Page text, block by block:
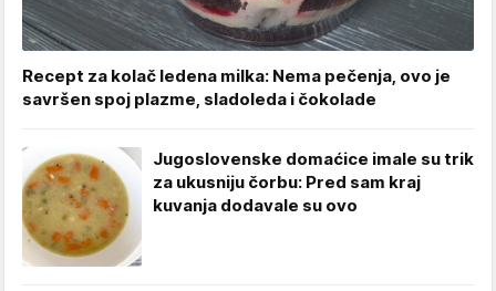
Recept za kolač ledena milka: Nema pečenja, ovo je
savršen spoj plazme, sladoleda i čokolade
Jugoslovenske domaćice imale su trik
za ukusniju čorbu: Pred sam kraj
kuvanja dodavale su ovo